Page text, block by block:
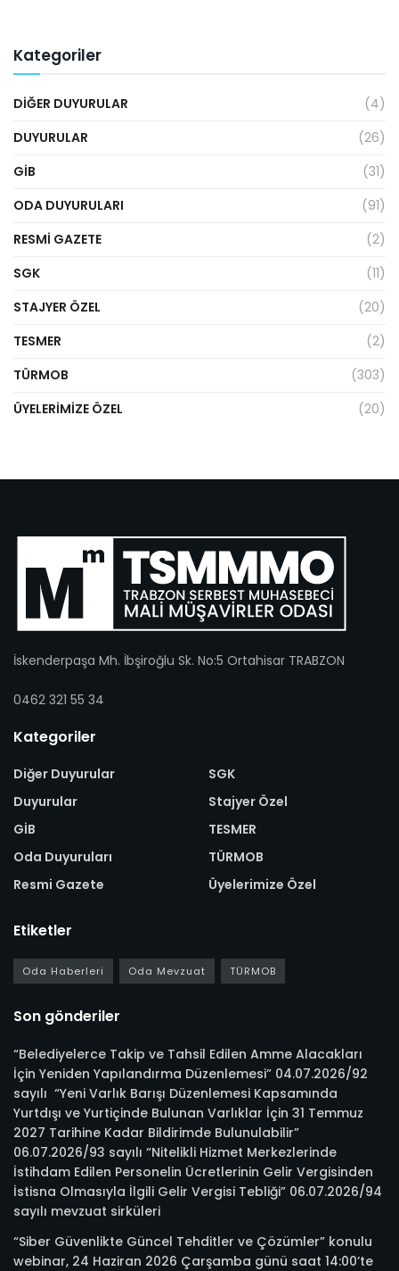
Kategoriler
DIĞER DUYURULAR
(4)
DUYURULAR
(26)
GİB
(31)
ODA DUYURULARI
(91)
RESMI GAZETE
(2)
SGK
(11)
STAJYER ÖZEL
(20)
TESMER
(2)
TÜRMOB
(303)
ÜYELERIMIZE ÖZEL
(20)
İskenderpaşa Mh. İbşiroğlu Sk. No:5 Ortahisar TRABZON
0462 321 55 34
Kategoriler
Diğer Duyurular
Duyurular
GİB
Oda Duyuruları
Resmi Gazete
SGK
Stajyer Özel
TESMER
TÜRMOB
Üyelerimize Özel
Etiketler
Oda Haberleri Oda Mevzuat TÜRMOB
Son gönderiler
“Belediyelerce Takip ve Tahsil Edilen Amme Alacakları
İçin Yeniden Yapılandırma Düzenlemesi” 04.07.2026/92
sayılı “Yeni Varlık Barışı Düzenlemesi Kapsamında
Yurtdışı ve Yurtiçinde Bulunan Varlıklar İçin 31 Temmuz
2027 Tarihine Kadar Bildirimde Bulunulabilir”
06.07.2026/93 sayılı “Nitelikli Hizmet Merkezlerinde
İstihdam Edilen Personelin Ücretlerinin Gelir Vergisinden
İstisna Olmasıyla İlgili Gelir Vergisi Tebliği” 06.07.2026/94
sayılı mevzuat sirküleri
“Siber Güvenlikte Güncel Tehditler ve Çözümler” konulu
webinar, 24 Haziran 2026 Çarşamba günü saat 14:00’te